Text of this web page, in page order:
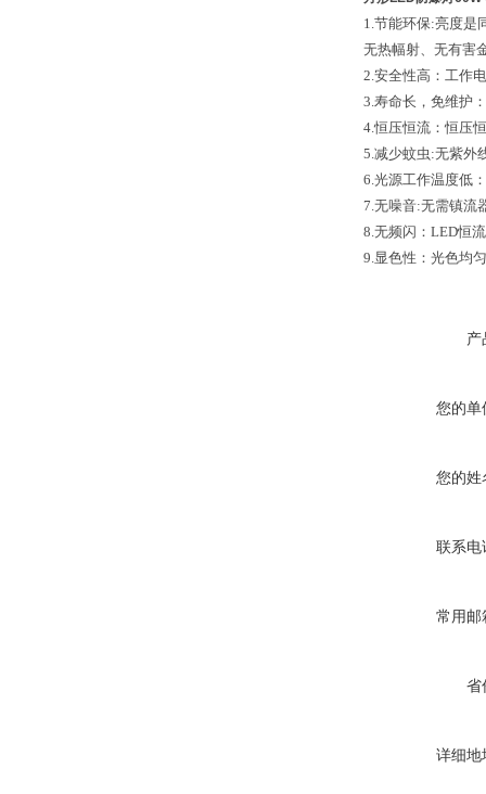
1.节能环保:亮度是
无热幅射、无有害
2.安全性高：工作
3.寿命长，免维护
4.恒压恒流：恒压
5.减少蚊虫:无紫外
6.光源工作温度低
7.无噪音:无需镇流
8.无频闪：LED恒
9.显色性：光色均
产
您的单
您的姓
联系电
常用邮
省
详细地